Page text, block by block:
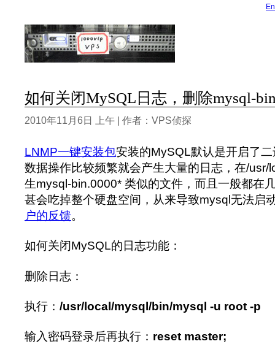
如何关闭MySQL日志，删除mysql-
2010年11月6日 上午 | 作者：VPS侦探
LNMP一键安装包安装的MySQL默认是开启了
数据操作比较频繁就会产生大量的日志，在/usr/
生mysql-bin.0000* 类似的文件，而且一般都在
甚会吃掉整个硬盘空间，从来导致mysql无法启
户的反馈。
如何关闭MySQL的日志功能：
删除日志：
执行： /usr/local/mysql/bin/mysql -u root -p
输入密码登录后再执行： reset master;